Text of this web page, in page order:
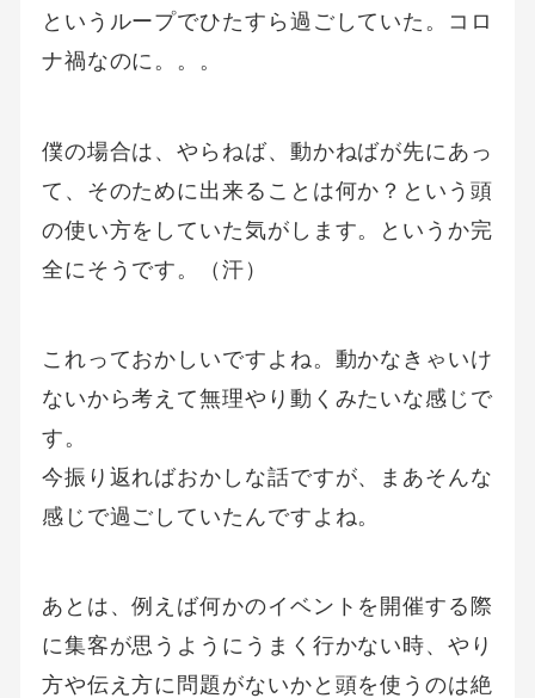
というループでひたすら過ごしていた。コロ
ナ禍なのに。。。
僕の場合は、やらねば、動かねばが先にあっ
て、そのために出来ることは何か？という頭
の使い方をしていた気がします。というか完
全にそうです。（汗）
これっておかしいですよね。動かなきゃいけ
ないから考えて無理やり動くみたいな感じで
す。
今振り返ればおかしな話ですが、まあそんな
感じで過ごしていたんですよね。
あとは、例えば何かのイベントを開催する際
に集客が思うようにうまく行かない時、やり
方や伝え方に問題がないかと頭を使うのは絶